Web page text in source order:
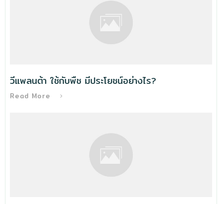
วีแพลนต้า ใช้กับพืช มีประโยชน์อย่างไร?
Read More